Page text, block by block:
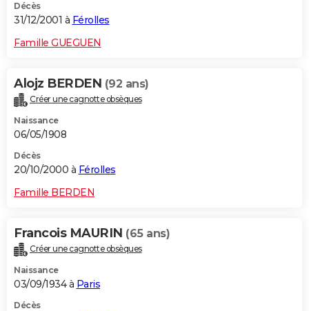
Décès
31/12/2001 à Férolles
Famille GUEGUEN
Alojz BERDEN (92 ans)
Créer une cagnotte obsèques
Naissance
06/05/1908
Décès
20/10/2000 à Férolles
Famille BERDEN
Francois MAURIN (65 ans)
Créer une cagnotte obsèques
Naissance
03/09/1934 à Paris
Décès